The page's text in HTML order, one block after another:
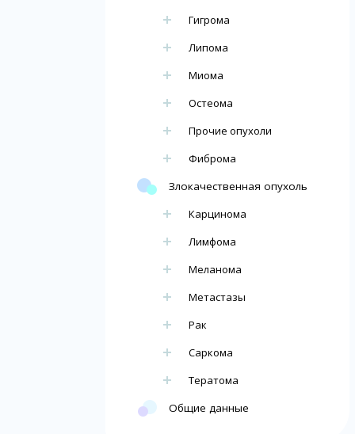
Гигрома
Липома
Миома
Остеома
Прочие опухоли
Фиброма
Злокачественная опухоль
Карцинома
Лимфома
Меланома
Метастазы
Рак
Саркома
Тератома
Общие данные